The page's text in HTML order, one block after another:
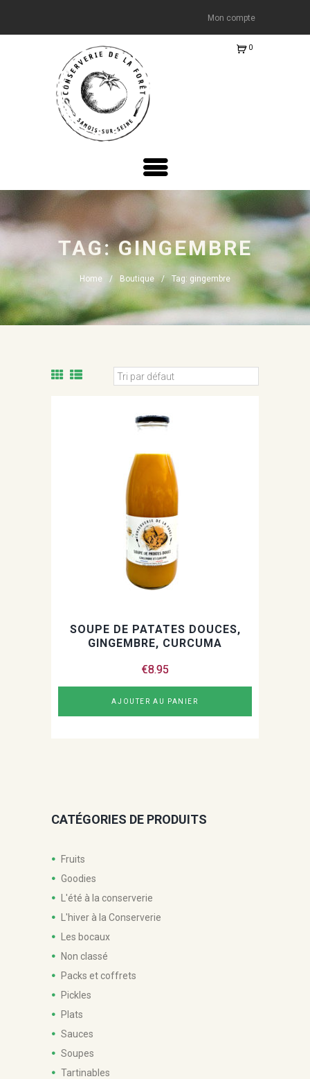
Mon compte
0
TAG: GINGEMBRE
Home Boutique Tag: gingembre
SOUPE DE PATATES DOUCES,
GINGEMBRE, CURCUMA
€8.95
AJOUTER AU PANIER
CATÉGORIES DE PRODUITS
Fruits
Goodies
L'été à la conserverie
L'hiver à la Conserverie
Les bocaux
Non classé
Packs et coffrets
Pickles
Plats
Sauces
Soupes
Tartinables